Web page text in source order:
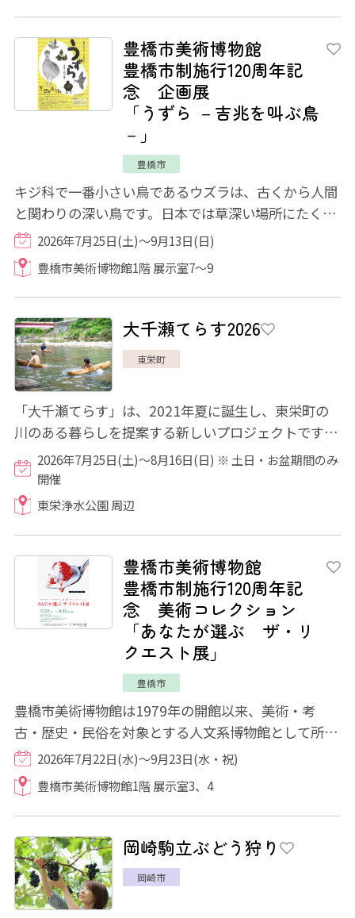
豊橋市美術博物館
豊橋市制施行120周年記
念 企画展
「うずら －吉兆を叫ぶ鳥
－」
豊橋市
キジ科で一番小さい鳥であるウズラは、古くから人間
と関わりの深い鳥です。日本では草深い場所にたくさ
んウズラが生息していたことから、ウズラと...
2026年7月25日(土)～9月13日(日)
豊橋市美術博物館1階 展示室7～9
大千瀬てらす2026
東栄町
「大千瀬てらす」は、2021年夏に誕生し、東栄町の
川のある暮らしを提案する新しいプロジェクトです。
東栄町を流れる大千瀬川流域の「東栄浄水公園...
2026年7月25日(土)～8月16日(日) ※ 土日・お盆期間のみ
開催
東栄浄水公園 周辺
豊橋市美術博物館
豊橋市制施行120周年記
念 美術コレクション
「あなたが選ぶ ザ・リ
クエスト展」
豊橋市
豊橋市美術博物館は1979年の開館以来、美術・考
古・歴史・民俗を対象とする人文系博物館として所蔵
品の充実に努め、美術分野では現在までに、1,800...
2026年7月22日(水)～9月23日(水・祝)
豊橋市美術博物館1階 展示室3、4
岡崎駒立ぶどう狩り
岡崎市